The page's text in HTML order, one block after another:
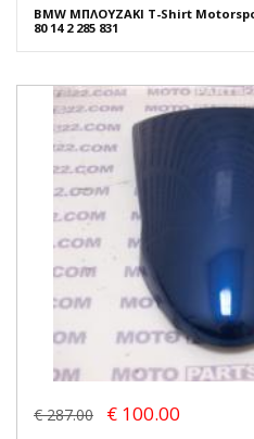
BMW ΜΠΛΟΥΖΑΚΙ T-Shirt
80 14 2 285 831
€ 287.00 € 100.00